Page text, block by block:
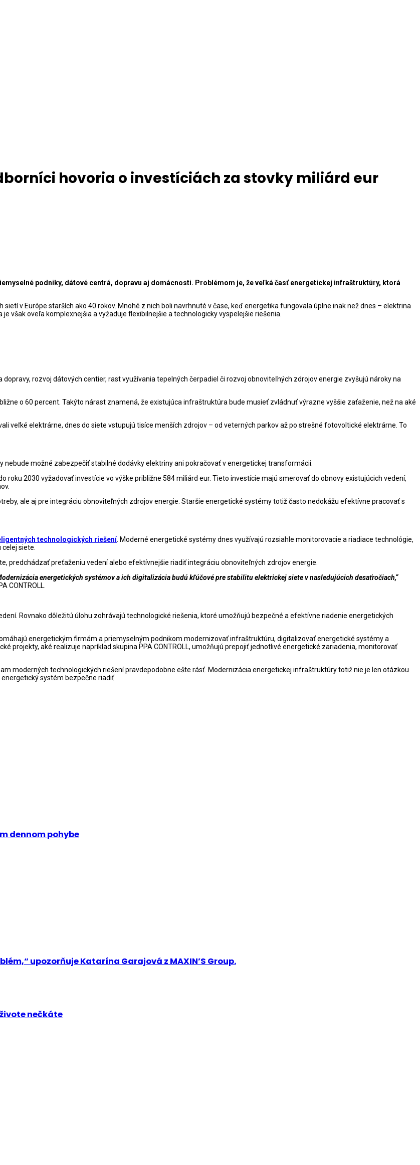
hovoria o investíciách za stovky miliárd eur
podniky, dátové centrá, dopravu aj domácnosti. Problémom je, že veľká časť energetickej infraštruktúry, ktorá
v Európe starších ako 40 rokov. Mnohé z nich boli navrhnuté v čase, keď energetika fungovala úplne inak než dnes – elektrina
však oveľa komplexnejšia a vyžaduje flexibilnejšie a technologicky vyspelejšie riešenia.
rozvoj dátových centier, rast využívania tepelných čerpadiel či rozvoj obnoviteľných zdrojov energie zvyšujú nároky na
o 60 percent. Takýto nárast znamená, že existujúca infraštruktúra bude musieť zvládnuť výrazne vyššie zaťaženie, než na aké
veľké elektrárne, dnes do siete vstupujú tisíce menších zdrojov – od veterných parkov až po strešné fotovoltické elektrárne. To
možné zabezpečiť stabilné dodávky elektriny ani pokračovať v energetickej transformácii.
roku 2030 vyžadovať investície vo výške približne 584 miliárd eur. Tieto investície majú smerovať do obnovy existujúcich vedení,
ale aj pre integráciu obnoviteľných zdrojov energie. Staršie energetické systémy totiž často nedokážu efektívne pracovať s
technologických riešení. Moderné energetické systémy dnes využívajú rozsiahle monitorovacie a riadiace technológie,
siete.
predchádzať preťaženiu vedení alebo efektívnejšie riadiť integráciu obnoviteľných zdrojov energie.
energetických systémov a ich digitalizácia budú kľúčové pre stabilitu elektrickej siete v nasledujúcich desaťročiach,“
CONTROLL.
Rovnako dôležitú úlohu zohrávajú technologické riešenia, ktoré umožňujú bezpečné a efektívne riadenie energetických
energetickým firmám a priemyselným podnikom modernizovať infraštruktúru, digitalizovať energetické systémy a
projekty, aké realizuje napríklad skupina PPA CONTROLL, umožňujú prepojiť jednotlivé energetické zariadenia, monitorovať
moderných technologických riešení pravdepodobne ešte rásť. Modernizácia energetickej infraštruktúry totiž nie je len otázkou
systém bezpečne riadiť.
dennom pohybe
upozorňuje Katarína Garajová z MAXIN’S Group.
nečkáte